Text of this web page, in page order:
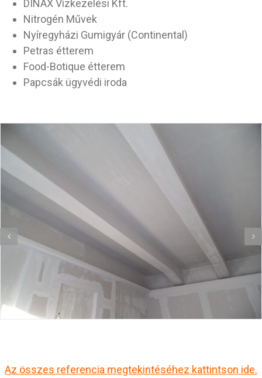
DINAX Vízkezelési Kft.
Nitrogén Művek
Nyíregyházi Gumigyár (Continental)
Petras étterem
Food-Botique étterem
Papcsák ügyvédi iroda
Az összes referencia megtekintéséhez kattintson ide.